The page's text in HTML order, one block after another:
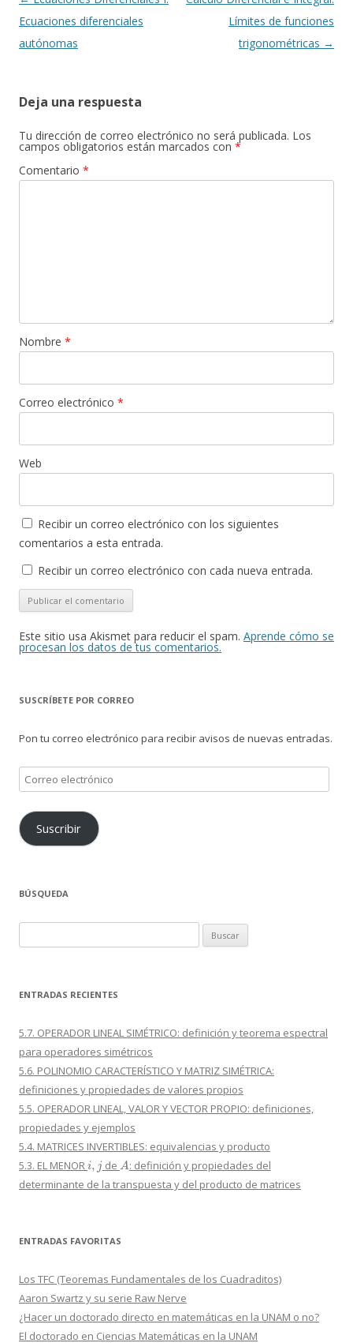
de
entradas
Ecuaciones diferenciales
autónomas
Límites de funciones
trigonométricas →
Deja una respuesta
Tu dirección de correo electrónico no será publicada. Los
campos obligatorios están marcados con *
Comentario *
Nombre *
Correo electrónico *
Web
Recibir un correo electrónico con los siguientes
comentarios a esta entrada.
Recibir un correo electrónico con cada nueva entrada.
Este sitio usa Akismet para reducir el spam. Aprende cómo se
procesan los datos de tus comentarios.
SUSCRÍBETE POR CORREO
Pon tu correo electrónico para recibir avisos de nuevas entradas.
Correo
electrónico
Suscribir
BÚSQUEDA
ENTRADAS RECIENTES
5.7. OPERADOR LINEAL SIMÉTRICO: definición y teorema espectral
para operadores simétricos
5.6. POLINOMIO CARACTERÍSTICO Y MATRIZ SIMÉTRICA:
definiciones y propiedades de valores propios
5.5. OPERADOR LINEAL, VALOR Y VECTOR PROPIO: definiciones,
propiedades y ejemplos
5.4. MATRICES INVERTIBLES: equivalencias y producto
5.3. EL MENORi,j de A: definición y propiedades del
determinante de la transpuesta y del producto de matrices
ENTRADAS FAVORITAS
Los TFC (Teoremas Fundamentales de los Cuadraditos)
Aaron Swartz y su serie Raw Nerve
¿Hacer un doctorado directo en matemáticas en la UNAM o no?
El doctorado en Ciencias Matemáticas en la UNAM